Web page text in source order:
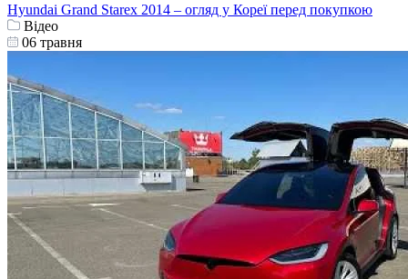
Hyundai Grand Starex 2014 – огляд у Кореї перед покупкою
Відео
06 травня